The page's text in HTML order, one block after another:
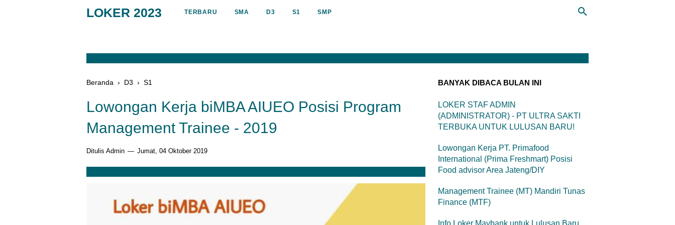
LOKER 2023 TERBARU SMA D3 S1 SMP
Beranda › D3 › S1
Lowongan Kerja biMBA AIUEO Posisi Program
Management Trainee - 2019
Ditulis Admin Jumat, 04 Oktober 2019
BANYAK DIBACA BULAN INI
LOKER STAF ADMIN
(ADMINISTRATOR) - PT ULTRA SAKTI
TERBUKA UNTUK LULUSAN BARU!
Lowongan Kerja PT. Primafood
International (Prima Freshmart) Posisi
Food advisor Area Jateng/DIY
Management Trainee (MT) Mandiri Tunas
Finance (MTF)
Info Loker Maybank untuk Lulusan Baru